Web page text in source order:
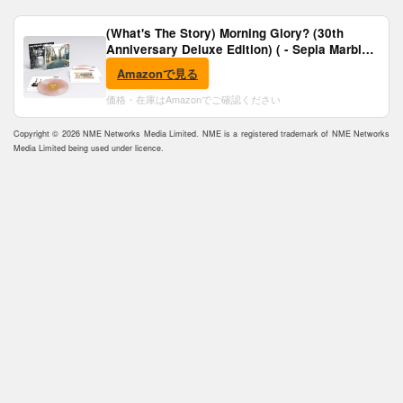
(What's The Story) Morning Glory? (30th
Anniversary Deluxe Edition) ( - Sepia Marble
Vinyl) [Analog]
Amazonで見る
価格・在庫はAmazonでご確認ください
Copyright © 2026 NME Networks Media Limited. NME is a registered trademark of NME Networks
Media Limited being used under licence.